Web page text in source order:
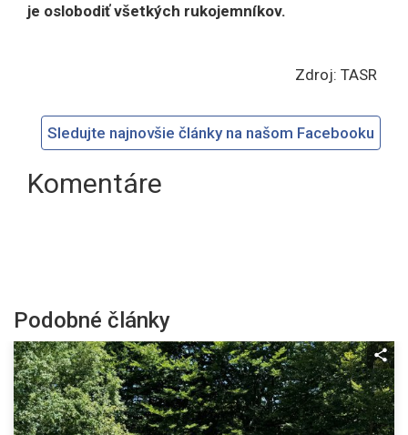
je oslobodiť všetkých rukojemníkov.
Zdroj: TASR
Sledujte najnovšie články na našom Facebooku
Komentáre
Podobné články